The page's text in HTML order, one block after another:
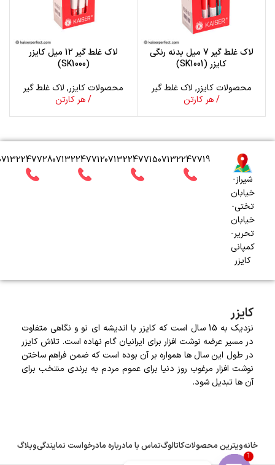
لاک غلط گیر 7 میل بدنه رنگی
کایزر (SK1001)
محصولات کایزر, لاک غلط گیر
/ هر کارتن
لاک غلط گیر 12 میل کایزر
(SK1000)
محصولات کایزر, لاک غلط گیر
/ هر کارتن
071322477120713224771507132247719
شیراز-
خیابان
تختی-
خیابان
تحریر-
کمپانی
کایزر
کایزر
نزدیک به 15 سال است که کایزر با اندیشه ای نو و نگاهی متفاوت
در مسیر عرضه نوشت افزار برای ایرانیان گام نهاده است. تلاش کایزر
در طول این سال ها همواره بر آن بوده است که ضمن فراهم ساختن
نوشت افزار مرغوب روز دنیا برای عموم مردم به برندی منتخب برای
آن ها تبدیل شود.
خانهویترین محصولاتکاتالوگتماس با مادرباره مادرخواست نمایندگیوبلاگ
1